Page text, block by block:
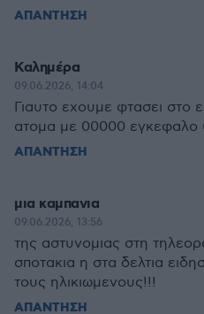
ΑΠΑΝΤΗΣΗ
Καλημέρα
09.06.2026, 14:04
Γιαυτο εχουμε φτασει στο
ατομα με 00000 εγκεφαλο
ΑΠΑΝΤΗΣΗ
μια καμπανια
09.06.2026, 13:56
της αστυνομιας στη
σποτακια η στα δελτια
τους ηλικιωμενους!!!
ΑΠΑΝΤΗΣΗ